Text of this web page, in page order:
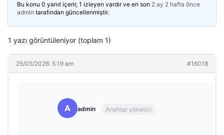
Bu konu 0 yanıt içerir, 1 izleyen vardır ve en son 2 ay 2 hafta önce
admin tarafından güncellenmiştir.
1 yazı görüntüleniyor (toplam 1)
25/05/2026: 5:19 am #16018
A admin Anahtar yönetici